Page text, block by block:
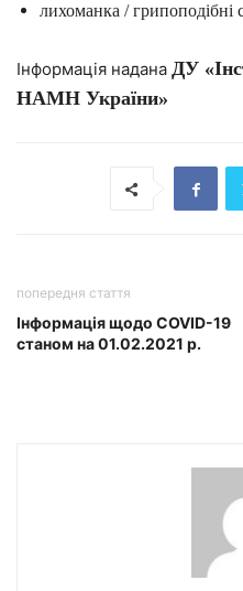
лихоманка / грипоподібні
Інформація надана ДУ
НАМН України»
попередня стаття
Інформація щодо COVID-19
станом на 01.02.2021 р.